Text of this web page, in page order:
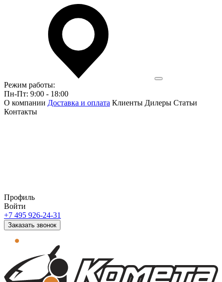
Режим работы:
Пн-Пт: 9:00 - 18:00
О компании Доставка и оплата Клиенты Дилеры Статьи
Контакты
Профиль
Войти
+7 495 926-24-31
Заказать звонок